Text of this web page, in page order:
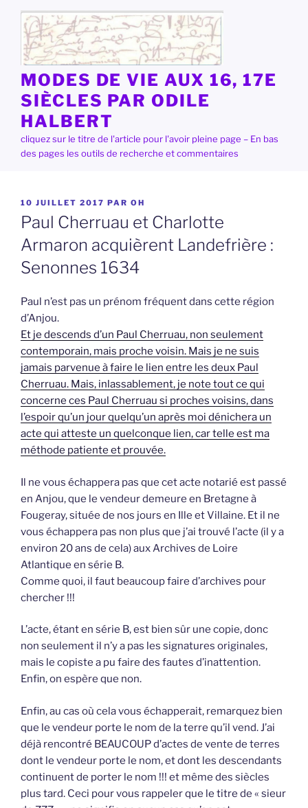
contenu
principal
MODES DE VIE AUX 16, 17E
SIÈCLES PAR ODILE
HALBERT
cliquez sur le titre de l'article pour l'avoir pleine page – En bas
des pages les outils de recherche et commentaires
PUBLIÉ
LE
10 JUILLET 2017 PAR OH
Paul Cherruau et Charlotte
Armaron acquièrent Landefrière :
Senonnes 1634
Paul n’est pas un prénom fréquent dans cette région
d’Anjou.
Et je descends d’un Paul Cherruau, non seulement
contemporain, mais proche voisin. Mais je ne suis
jamais parvenue à faire le lien entre les deux Paul
Cherruau. Mais, inlassablement, je note tout ce qui
concerne ces Paul Cherruau si proches voisins, dans
l’espoir qu’un jour quelqu’un après moi dénichera un
acte qui atteste un quelconque lien, car telle est ma
méthode patiente et prouvée.
Il ne vous échappera pas que cet acte notarié est passé
en Anjou, que le vendeur demeure en Bretagne à
Fougeray, située de nos jours en Ille et Villaine. Et il ne
vous échappera pas non plus que j’ai trouvé l’acte (il y a
environ 20 ans de cela) aux Archives de Loire
Atlantique en série B.
Comme quoi, il faut beaucoup faire d’archives pour
chercher !!!
L’acte, étant en série B, est bien sûr une copie, donc
non seulement il n’y a pas les signatures originales,
mais le copiste a pu faire des fautes d’inattention.
Enfin, on espère que non.
Enfin, au cas où cela vous échapperait, remarquez bien
que le vendeur porte le nom de la terre qu’il vend. J’ai
déjà rencontré BEAUCOUP d’actes de vente de terres
dont le vendeur porte le nom, et dont les descendants
continuent de porter le nom !!! et même des siècles
plus tard. Ceci pour vous rappeler que le titre de « sieur